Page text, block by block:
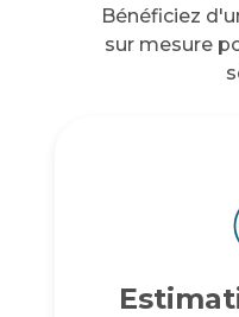
Bénéficiez
sur mesure